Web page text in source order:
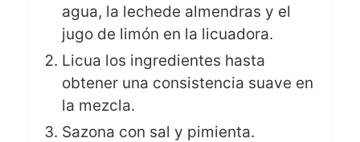
agua, la lechede almendras y el
jugo de limón en la licuadora.
Licua los ingredientes hasta
obtener una consistencia suave en
la mezcla.
Sazona con sal y pimienta.